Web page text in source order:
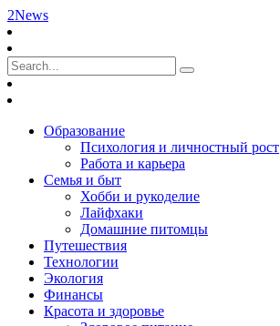
2News
Образование
Психология и личностный рост
Работа и карьера
Семья и быт
Хобби и рукоделие
Лайфхаки
Домашние питомцы
Путешествия
Технологии
Экология
Финансы
Красота и здоровье